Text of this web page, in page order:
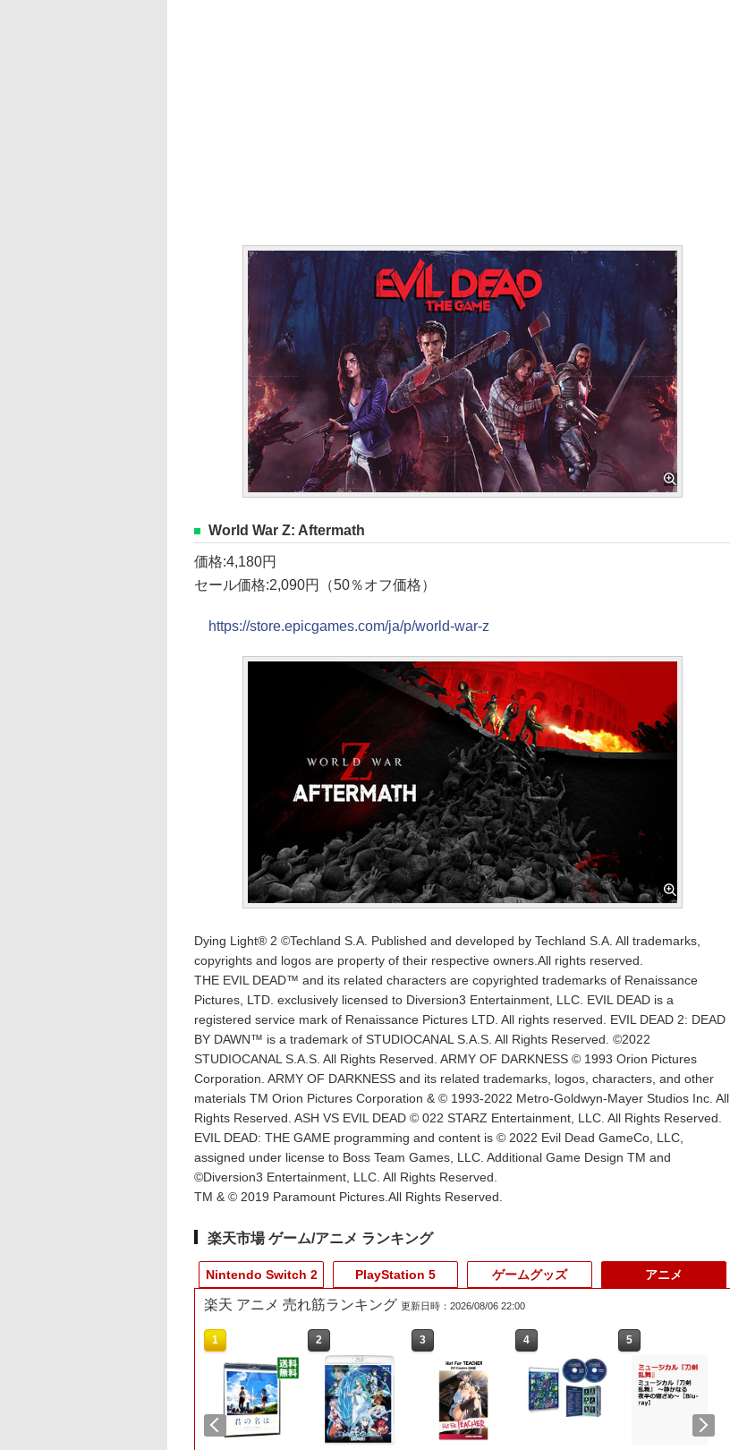
World War Z: Aftermath
価格:4,180円
セール価格:2,090円（50％オフ価格）
https://store.epicgames.com/ja/p/world-war-z
Dying Light® 2 ©Techland S.A. Published and developed by Techland S.A. All trademarks,
copyrights and logos are property of their respective owners.All rights reserved.
THE EVIL DEAD™ and its related characters are copyrighted trademarks of Renaissance
Pictures, LTD. exclusively licensed to Diversion3 Entertainment, LLC. EVIL DEAD is a
registered service mark of Renaissance Pictures LTD. All rights reserved. EVIL DEAD 2: DEAD
BY DAWN™ is a trademark of STUDIOCANAL S.A.S. All Rights Reserved. ©2022
STUDIOCANAL S.A.S. All Rights Reserved. ARMY OF DARKNESS © 1993 Orion Pictures
Corporation. ARMY OF DARKNESS and its related trademarks, logos, characters, and other
materials TM Orion Pictures Corporation & © 1993-2022 Metro-Goldwyn-Mayer Studios Inc. All
Rights Reserved. ASH VS EVIL DEAD © 022 STARZ Entertainment, LLC. All Rights Reserved.
EVIL DEAD: THE GAME programming and content is © 2022 Evil Dead GameCo, LLC,
assigned under license to Boss Team Games, LLC. Additional Game Design TM and
©Diversion3 Entertainment, LLC. All Rights Reserved.
TM & © 2019 Paramount Pictures.All Rights Reserved.
楽天市場 ゲーム/アニメ ランキング
Nintendo Switch 2
1 2 3 4 5
PlayStation 5
1 2 3 4 5
ゲームグッズ
1 2 3 4 5
アニメ
楽天 アニメ 売れ筋ランキング 更新日時：2026/08/06 22:00
1 2 3 4 5